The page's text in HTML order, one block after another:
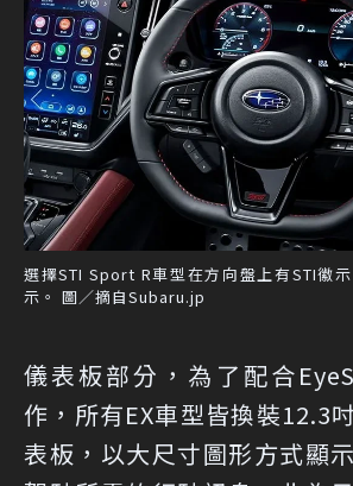
選擇STI Sport R車型在方向盤上有STI徽
示。 圖／摘自Subaru.jp
儀表板部分，為了配合
作，所有EX車型皆換裝12.3
表板，以大尺寸圖形方式顯